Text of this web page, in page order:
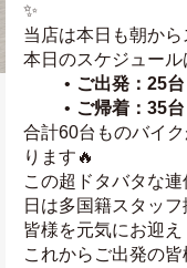
✨
当店は本日も朝か
本日のスケジュール
ご出発：25台
ご帰着：35台
合計60台ものバイ
ります🔥
この超ドタバタな
日は多国籍スタッ
皆様を元気にお迎
これからご出発の